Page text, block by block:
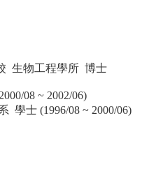
生物工程學所 博士
08 ~ 2002/06)
學士 (1996/08 ~ 2000/06)